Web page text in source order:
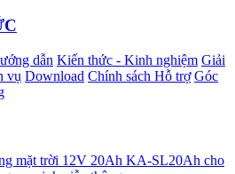
dẫn Kiến thức - Kinh nghiệm Giải
vụ Download Chính sách Hỗ trợ Góc